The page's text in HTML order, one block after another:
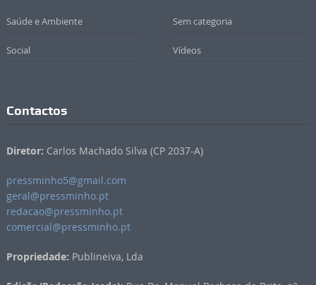
Saúde e Ambiente Sem categoria
Social Vídeos
Contactos
Diretor: Carlos Machado Silva (CP 2037-A)
pressminho5@gmail.com
geral@pressminho.pt
redacao@pressminho.pt
comercial@pressminho.pt
Propriedade: Publineiva, Lda